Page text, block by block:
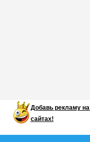
Добавь рекламу на
сайтах!